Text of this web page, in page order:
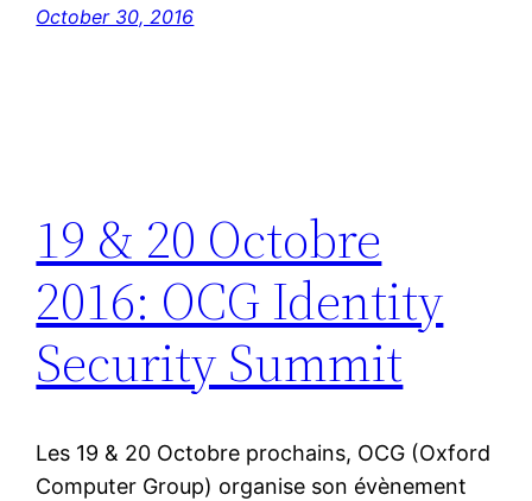
October 30, 2016
19 & 20 Octobre
2016: OCG Identity
Security Summit
Les 19 & 20 Octobre prochains, OCG (Oxford
Computer Group) organise son évènement